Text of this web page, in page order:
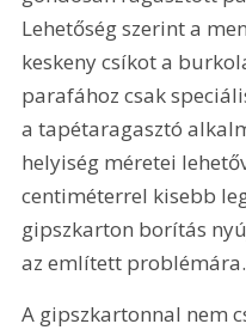
Lehetőség szerint a
keskeny csíkot a
parafához csak
a tapétaragasztó
helyiség méretei
centiméterrel kisebb
gipszkarton borítás
az említett problémára.
A gipszkartonnal nem